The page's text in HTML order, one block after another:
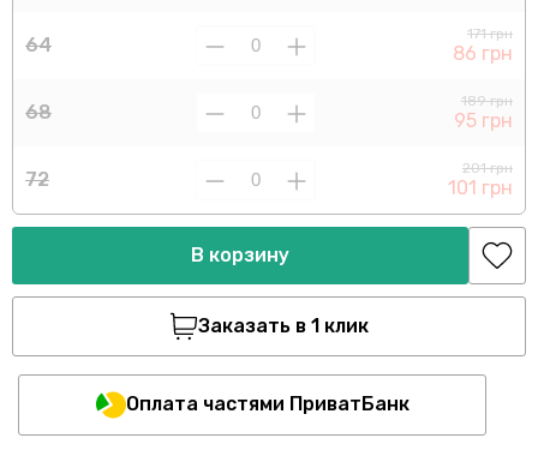
64
68
72
171 грн
86 грн
189 грн
95 грн
201 грн
101 грн
В корзину
Заказать в 1 клик
Оплата частями ПриватБанк